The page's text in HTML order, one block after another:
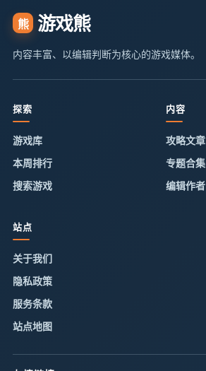
熊 游戏熊
内容丰富、以编辑判断为核心的游戏媒体。
探索
游戏库
本周排行
搜索游戏
内容
攻略文章
专题合集
编辑作者
站点
关于我们
隐私政策
服务条款
站点地图